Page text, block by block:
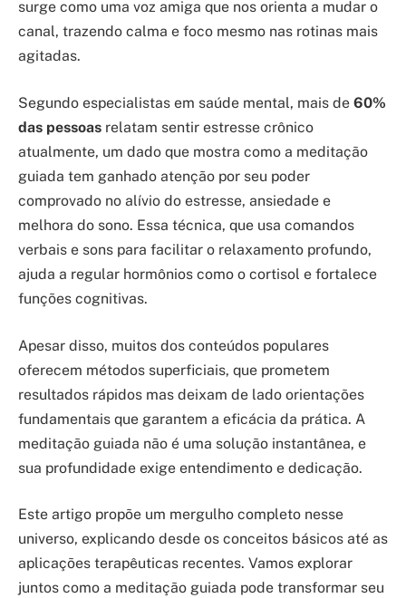
surge como uma voz amiga que nos orienta a mudar o
canal, trazendo calma e foco mesmo nas rotinas mais
agitadas.
Segundo especialistas em saúde mental, mais de 60%
das pessoas relatam sentir estresse crônico
atualmente, um dado que mostra como a meditação
guiada tem ganhado atenção por seu poder
comprovado no alívio do estresse, ansiedade e
melhora do sono. Essa técnica, que usa comandos
verbais e sons para facilitar o relaxamento profundo,
ajuda a regular hormônios como o cortisol e fortalece
funções cognitivas.
Apesar disso, muitos dos conteúdos populares
oferecem métodos superficiais, que prometem
resultados rápidos mas deixam de lado orientações
fundamentais que garantem a eficácia da prática. A
meditação guiada não é uma solução instantânea, e
sua profundidade exige entendimento e dedicação.
Este artigo propõe um mergulho completo nesse
universo, explicando desde os conceitos básicos até as
aplicações terapêuticas recentes. Vamos explorar
juntos como a meditação guiada pode transformar seu